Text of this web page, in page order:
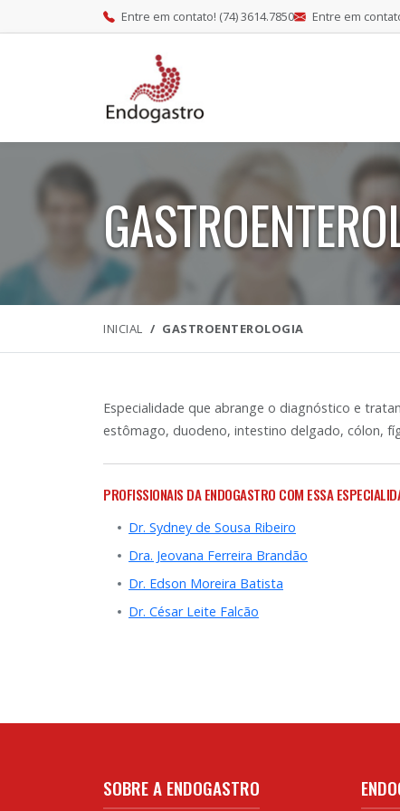
Entre em contato! (74) 3614.7850 Entre em
INICIAL GASTROENTEROLOGIA
Especialidade que abrange o diagnóstico e
estômago, duodeno, intestino delgado, cólon,
PROFISSIONAIS DA ENDOGASTRO COM ESSA
Dr. Sydney de Sousa Ribeiro
Dra. Jeovana Ferreira Brandão
Dr. Edson Moreira Batista
Dr. César Leite Falcão
SOBRE A ENDOGASTRO